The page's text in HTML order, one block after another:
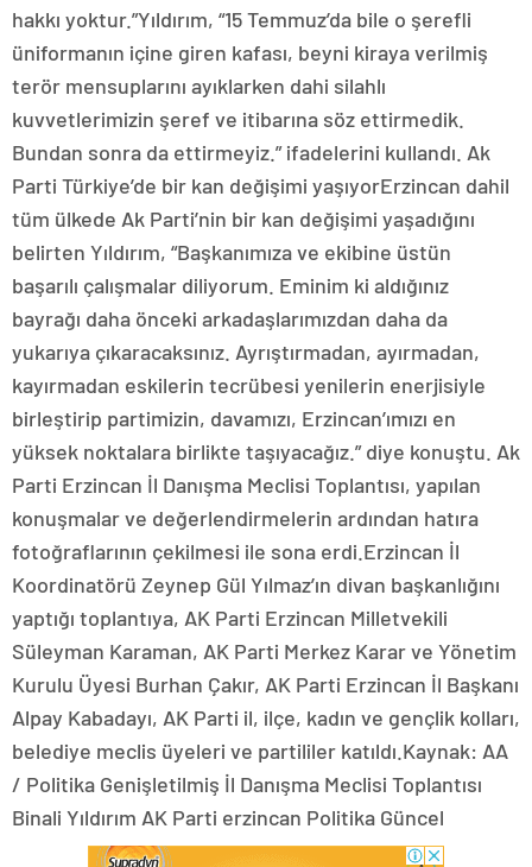
hakkı yoktur.”Yıldırım, “15 Temmuz’da bile o şerefli
üniformanın içine giren kafası, beyni kiraya verilmiş
terör mensuplarını ayıklarken dahi silahlı
kuvvetlerimizin şeref ve itibarına söz ettirmedik.
Bundan sonra da ettirmeyiz.” ifadelerini kullandı. Ak
Parti Türkiye’de bir kan değişimi yaşıyorErzincan dahil
tüm ülkede Ak Parti’nin bir kan değişimi yaşadığını
belirten Yıldırım, “Başkanımıza ve ekibine üstün
başarılı çalışmalar diliyorum. Eminim ki aldığınız
bayrağı daha önceki arkadaşlarımızdan daha da
yukarıya çıkaracaksınız. Ayrıştırmadan, ayırmadan,
kayırmadan eskilerin tecrübesi yenilerin enerjisiyle
birleştirip partimizin, davamızı, Erzincan’ımızı en
yüksek noktalara birlikte taşıyacağız.” diye konuştu. Ak
Parti Erzincan İl Danışma Meclisi Toplantısı, yapılan
konuşmalar ve değerlendirmelerin ardından hatıra
fotoğraflarının çekilmesi ile sona erdi.Erzincan İl
Koordinatörü Zeynep Gül Yılmaz’ın divan başkanlığını
yaptığı toplantıya, AK Parti Erzincan Milletvekili
Süleyman Karaman, AK Parti Merkez Karar ve Yönetim
Kurulu Üyesi Burhan Çakır, AK Parti Erzincan İl Başkanı
Alpay Kabadayı, AK Parti il, ilçe, kadın ve gençlik kolları,
belediye meclis üyeleri ve partililer katıldı.Kaynak: AA
/ Politika Genişletilmiş İl Danışma Meclisi Toplantısı
Binali Yıldırım AK Parti erzincan Politika Güncel